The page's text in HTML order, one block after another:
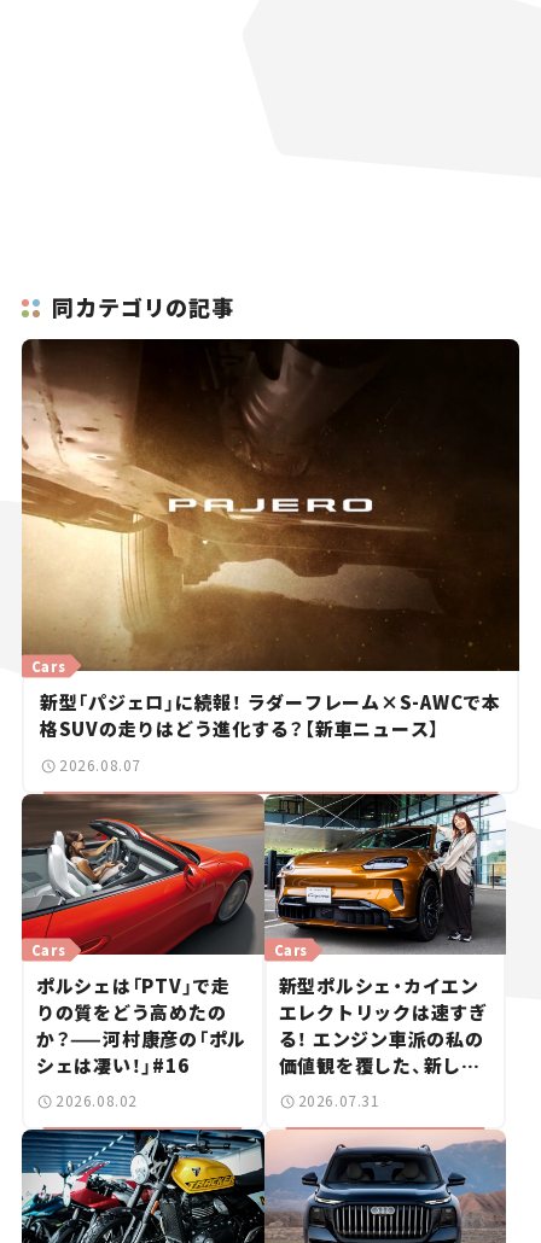
同カテゴリの記事
新型「パジェロ」に続報！ ラダーフレーム×S-AWCで本
格SUVの走りはどう進化する？【新車ニュース】
Cars
2026.08.07
ポルシェは「PTV」で走
りの質をどう高めたの
か？——河村康彦の「ポル
シェは凄い！」#16
Cars
2026.08.02
新型ポルシェ・カイエン
エレクトリックは速すぎ
る！ エンジン車派の私の
価値観を覆した、新しい
ポルシェの走り。
Cars
2026.07.31